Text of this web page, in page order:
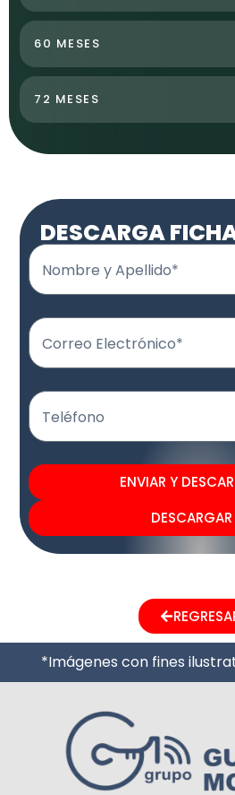
60 MESES
72 MESES
DESCARGA
Nombre y Apellido*
Correo Electrónico*
Teléfono
ENVIAR Y
DESCARGAR
*Imágenes con fines